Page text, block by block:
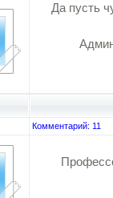
Да пусть
Комментарий: 11